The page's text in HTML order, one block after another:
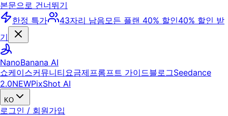
본문으로 건너뛰기
한정 특가
43자리 남음모든 플랜 40% 할인40% 할인 받
기
NanoBanana AI
쇼케이스커뮤니티요금제프롬프트 가이드블로그Seedance
2.0NEWPixShot AI
KO
로그인 / 회원가입